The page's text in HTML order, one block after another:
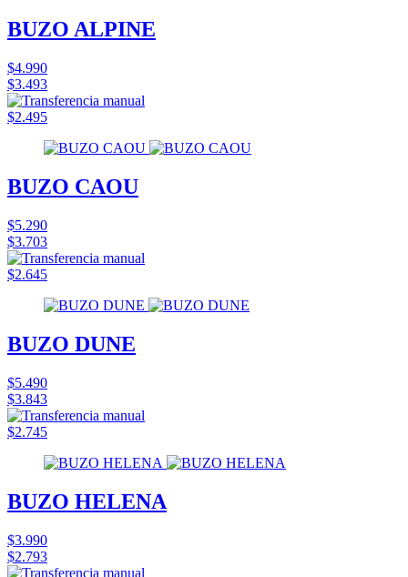
BUZO ALPINE
$4.990
$3.493
$2.495
BUZO CAOU
$5.290
$3.703
$2.645
BUZO DUNE
$5.490
$3.843
$2.745
BUZO HELENA
$3.990
$2.793